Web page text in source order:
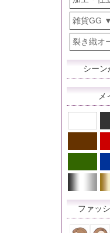
雑貨GG
裂き織オ
シーン
メ
ファッ